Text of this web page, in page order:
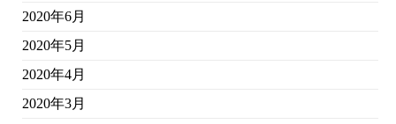
2020年6月
2020年5月
2020年4月
2020年3月